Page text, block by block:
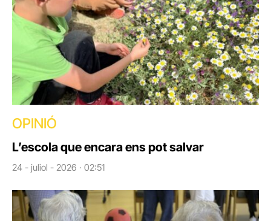
OPINIÓ
L’escola que encara ens pot salvar
24 - juliol - 2026 · 02:51